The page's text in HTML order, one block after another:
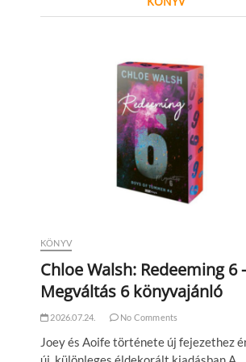
KÖNYV
Chloe Walsh: Redeeming 6
Megváltás 6 könyvajánló
2026.07.24. No Comments
Joey és Aoife története új fejezethez